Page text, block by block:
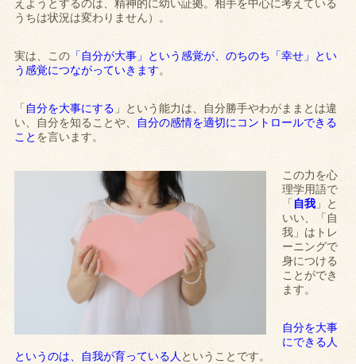
えようとするのは、精神的に幼い証拠。相手を中心に考えている
うちは状況は変わりません）。
実は、この 「自分が大事」という感覚が、のちのち「幸せ」とい
う感覚につながっていきます。
「 自分を大事にする 」という能力は、自分勝手やわがままとは違
い、自分を知ることや、 自分の感情を適切にコントロールできる
こと を言います。
この力を心
理学用語で
「 自我 」と
いい、「自
我」はトレ
ーニングで
身につける
ことができ
ます。
自分を大事
にできる人
というのは、自我が育っている人 ということです。